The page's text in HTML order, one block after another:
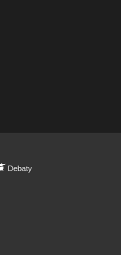
Debaty